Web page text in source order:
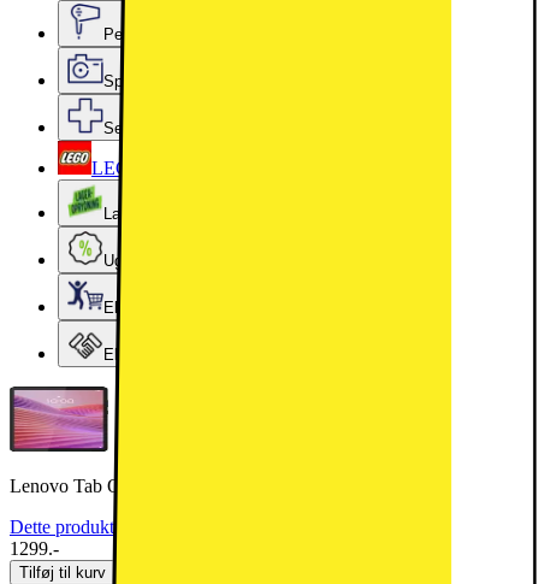
Personlig pleje, Skønhed & Velvære
Sport, Fritid & Hobby
Services & tilbehør
LEGO
Lageroprydning
Ugens tilbud - og andre gode priser
Elgigantens Kundeklub
Elgiganten Erhverv
Lenovo Tab One 8,7" tablet LTE 4/64 (luna grå)
Dette produkt er blevet bedømt til 5 ud af 5 stjerner.
1299.-
Tilføj til kurv